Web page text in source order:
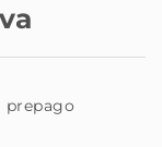
prepago